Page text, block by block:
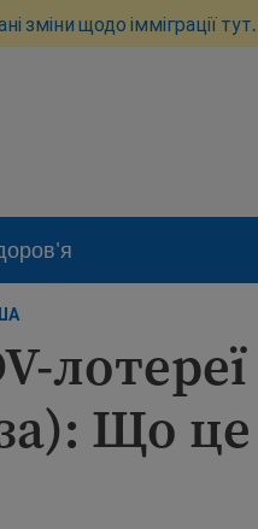
зміни щодо імміграції тут.
лотереї
Що це